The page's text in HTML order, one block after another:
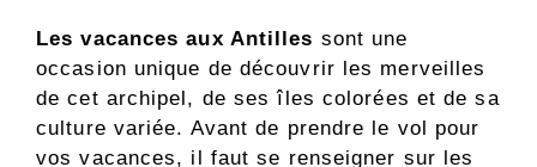
Les vacances aux Antilles sont une
occasion unique de découvrir les merveilles
de cet archipel, de ses îles colorées et de sa
culture variée. Avant de prendre le vol pour
vos vacances, il faut se renseigner sur les